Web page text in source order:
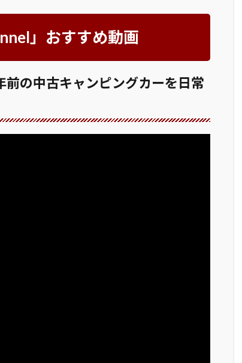
」おすすめ動画
の中古キャンピングカーを日常